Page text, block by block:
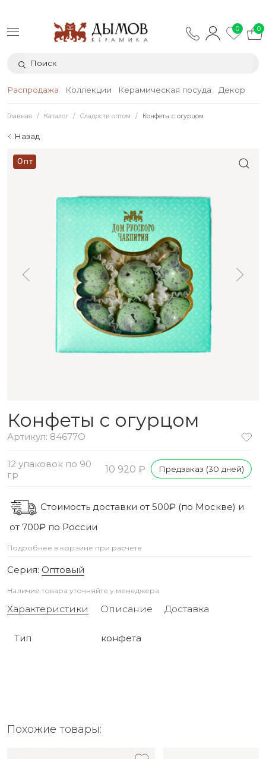
0 0
Распродажа Коллекции Керамическая посуда Декор
Главная Каталог Сладости оптом Конфеты с огурцом
Назад
Опт
Конфеты с огурцом
Артикул: 84677O
12 упаковок по 90
гр
10 920 ₽ Предзаказ (30 дней)
Стоимость доставки от 500₽ (по Москве) и
от 700₽ по России
Подробнее в корзине при расчете
Серия: Оптовый
Наличие товара уточняйте у менеджера
Характеристики Описание Доставка
Тип конфета
Похожие товары: